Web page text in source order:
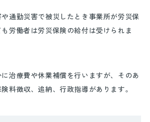
通勤災害で被災したとき事業所が労災保
労働者は労災保険の給付は受けられま
治療費や休業補償を行いますが、そのあ
料徴収、追納、行政指導があります。